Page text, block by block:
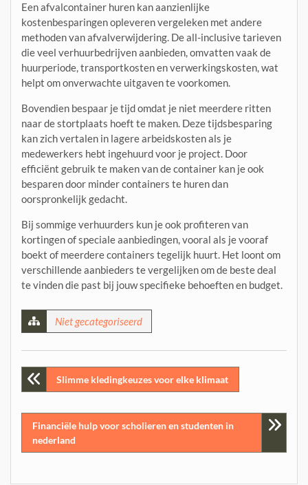
Een afvalcontainer huren kan aanzienlijke
kostenbesparingen opleveren vergeleken met andere
methoden van afvalverwijdering. De all-inclusive tarieven
die veel verhuurbedrijven aanbieden, omvatten vaak de
huurperiode, transportkosten en verwerkingskosten, wat
helpt om onverwachte uitgaven te voorkomen.
Bovendien bespaar je tijd omdat je niet meerdere ritten
naar de stortplaats hoeft te maken. Deze tijdsbesparing
kan zich vertalen in lagere arbeidskosten als je
medewerkers hebt ingehuurd voor je project. Door
efficiënt gebruik te maken van de container kan je ook
besparen door minder containers te huren dan
oorspronkelijk gedacht.
Bij sommige verhuurders kun je ook profiteren van
kortingen of speciale aanbiedingen, vooral als je vooraf
boekt of meerdere containers tegelijk huurt. Het loont om
verschillende aanbieders te vergelijken om de beste deal
te vinden die past bij jouw specifieke behoeften en budget.
Niet gecategoriseerd
Post
navigation
Slimme kledingkeuzes voor elke klimaat
Financiële hulp voor scholieren en studenten in
nederland